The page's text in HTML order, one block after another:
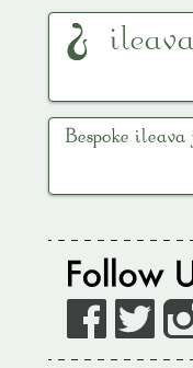
Bespoke